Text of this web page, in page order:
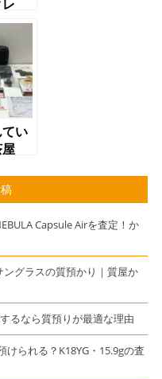
店
い
タ
電
Capsule Airを査定！か
ングラスの質預かり｜質屋か
るなら質預りが最適な理由
けられる？K18YG・15.9gの査